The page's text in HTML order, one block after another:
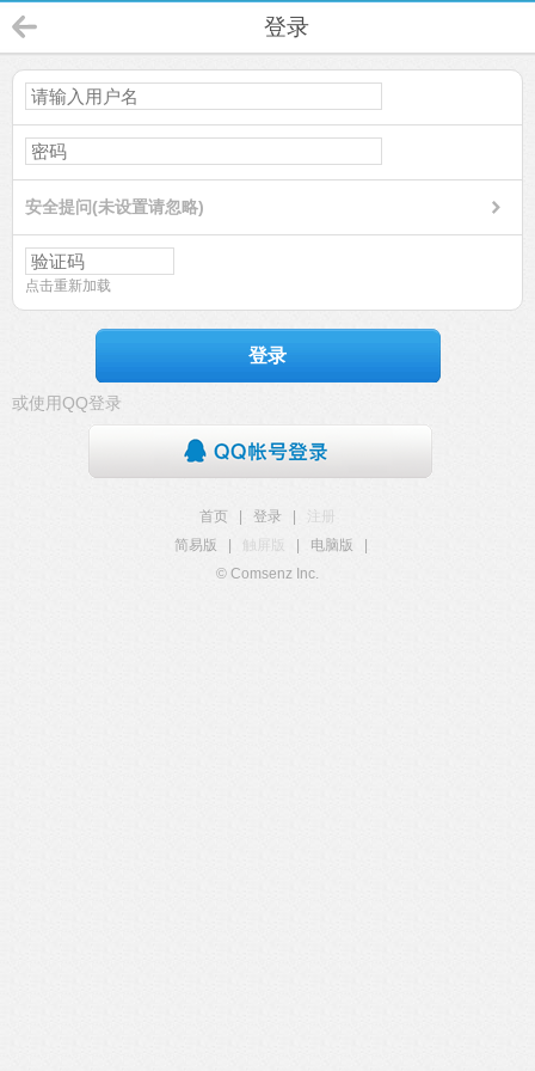
登录
安全提问(未设置请忽略)
点击重新加载
登录
或使用QQ登录
首页 登录
注册
简易版
触屏版 电脑版
© Comsenz Inc.